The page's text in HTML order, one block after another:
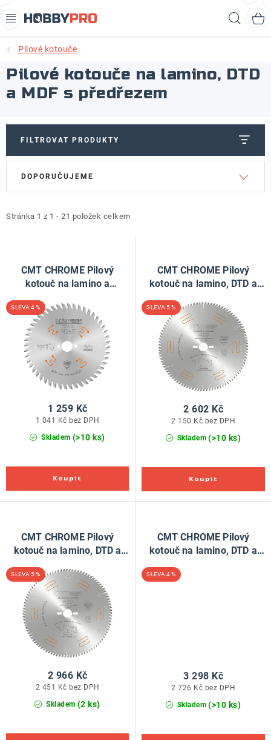
na
AKCE
NOVINKY
ZNAČKY
Doprava a platba
Obchodní podmínky
Podmínky ochrany osobních údajů
O nás
Reklamace zboží
Bezpečnost výrobků ( GPSR )
Katalog Record Power
Pilové kotouče
Pilové kotouče na lamino, DTD
a MDF s předřezem
FILTROVAT PRODUKTY
V
i
d
u
Stránka 1 z 1 - 21 položek celkem
Ř
e
o
d
DOPORUČUJEME
CMT CHROME Pilový
kotouč na lamino a
Z48 HW
4 %
Skladem (>10 ks)
1 041 Kč bez DPH
1 259 Kč
CMT CHROME Pilový
kotouč na lamino, DTD a
HW
5 %
Skladem (>10 ks)
2 150 Kč bez DPH
2 602 Kč
CMT CHROME Pilový
kotouč na lamino, DTD a
HW
5 %
Skladem (2 ks)
2 451 Kč bez DPH
2 966 Kč
CMT CHROME Pilový
kotouč na lamino, DTD a
4 %
Skladem (>10 ks)
2 726 Kč bez DPH
3 298 Kč